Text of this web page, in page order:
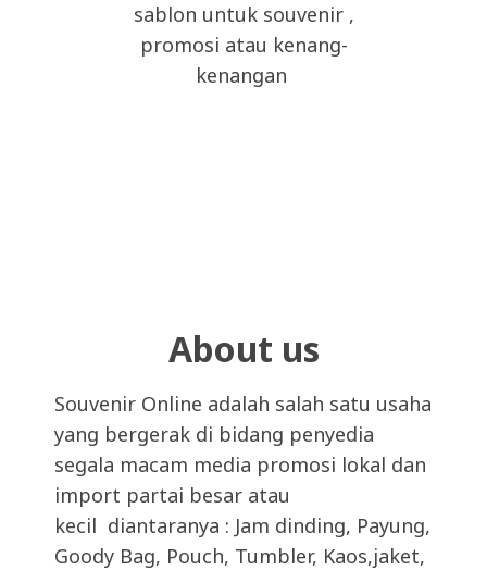
sablon untuk souvenir ,
promosi atau kenang-
kenangan
About us
Souvenir Online adalah salah satu usaha
yang bergerak di bidang penyedia
segala macam media promosi lokal dan
import partai besar atau
kecil diantaranya : Jam dinding, Payung,
Goody Bag, Pouch, Tumbler, Kaos,jaket,